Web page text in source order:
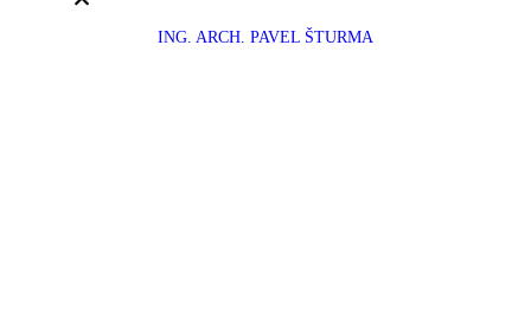
ING. ARCH. PAVEL ŠTURMA